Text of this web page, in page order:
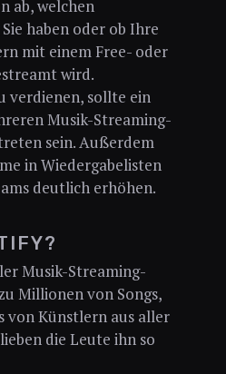
ab, welchen
haben oder ob Ihre
mit einem Free- oder
wird.
verdienen, sollte ein
Musik-Streaming-
sein. Außerdem
in Wiedergabelisten
deutlich erhöhen.
Musik-Streaming-
Millionen von Songs,
von Künstlern aus aller
die Leute ihn so